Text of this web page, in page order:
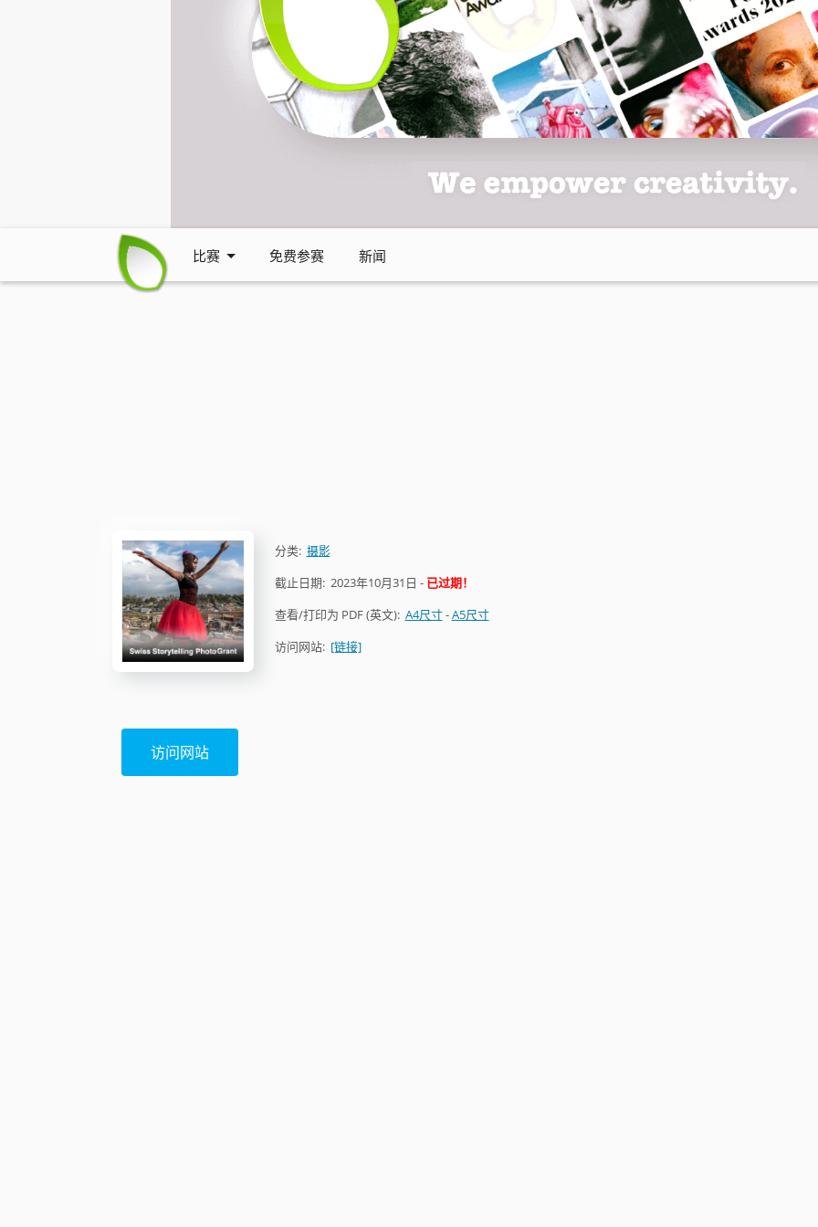
比赛 免费参赛 新闻
分类: 摄影
截止日期: 2023年10月31日 - 已过期！
查看/打印为 PDF (英文): A4尺寸-A5尺寸
访问网站: [链接]
访问网站